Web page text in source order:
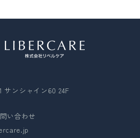
サンシャイン60 24F
い合わせ